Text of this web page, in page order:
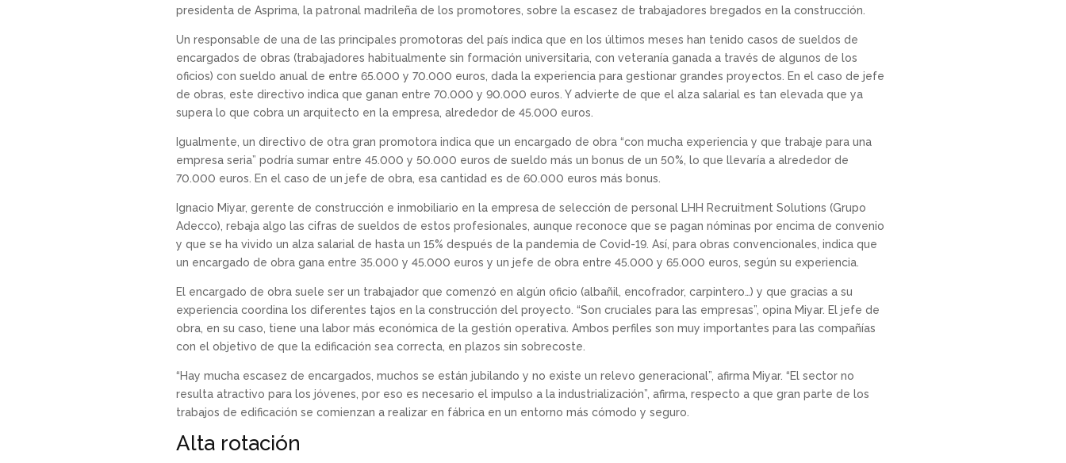
presidenta de Asprima, la patronal madrileña de los promotores, sobre la escasez de trabajadores bregados en la construcción.
Un responsable de una de las principales promotoras del país indica que en los últimos meses han tenido casos de sueldos de
encargados de obras (trabajadores habitualmente sin formación universitaria, con veteranía ganada a través de algunos de los
oficios) con sueldo anual de entre 65.000 y 70.000 euros, dada la experiencia para gestionar grandes proyectos. En el caso de jefe
de obras, este directivo indica que ganan entre 70.000 y 90.000 euros. Y advierte de que el alza salarial es tan elevada que ya
supera lo que cobra un arquitecto en la empresa, alrededor de 45.000 euros.
Igualmente, un directivo de otra gran promotora indica que un encargado de obra “con mucha experiencia y que trabaje para una
empresa seria” podría sumar entre 45.000 y 50.000 euros de sueldo más un bonus de un 50%, lo que llevaría a alrededor de
70.000 euros. En el caso de un jefe de obra, esa cantidad es de 60.000 euros más bonus.
Ignacio Miyar, gerente de construcción e inmobiliario en la empresa de selección de personal LHH Recruitment Solutions (Grupo
Adecco), rebaja algo las cifras de sueldos de estos profesionales, aunque reconoce que se pagan nóminas por encima de convenio
y que se ha vivido un alza salarial de hasta un 15% después de la pandemia de Covid-19. Así, para obras convencionales, indica que
un encargado de obra gana entre 35.000 y 45.000 euros y un jefe de obra entre 45.000 y 65.000 euros, según su experiencia.
El encargado de obra suele ser un trabajador que comenzó en algún oficio (albañil, encofrador, carpintero…) y que gracias a su
experiencia coordina los diferentes tajos en la construcción del proyecto. “Son cruciales para las empresas”, opina Miyar. El jefe de
obra, en su caso, tiene una labor más económica de la gestión operativa. Ambos perfiles son muy importantes para las compañías
con el objetivo de que la edificación sea correcta, en plazos sin sobrecoste.
“Hay mucha escasez de encargados, muchos se están jubilando y no existe un relevo generacional”, afirma Miyar. “El sector no
resulta atractivo para los jóvenes, por eso es necesario el impulso a la industrialización”, afirma, respecto a que gran parte de los
trabajos de edificación se comienzan a realizar en fábrica en un entorno más cómodo y seguro.
Alta rotación